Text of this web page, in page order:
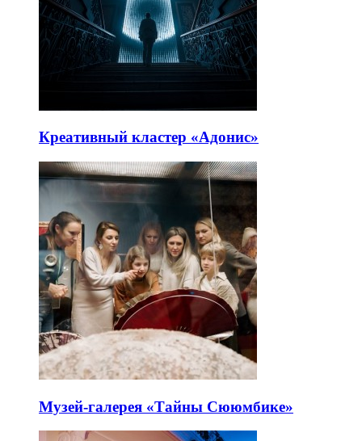
Креативный кластер «Адонис»
Музей-галерея «Тайны Сююмбике»